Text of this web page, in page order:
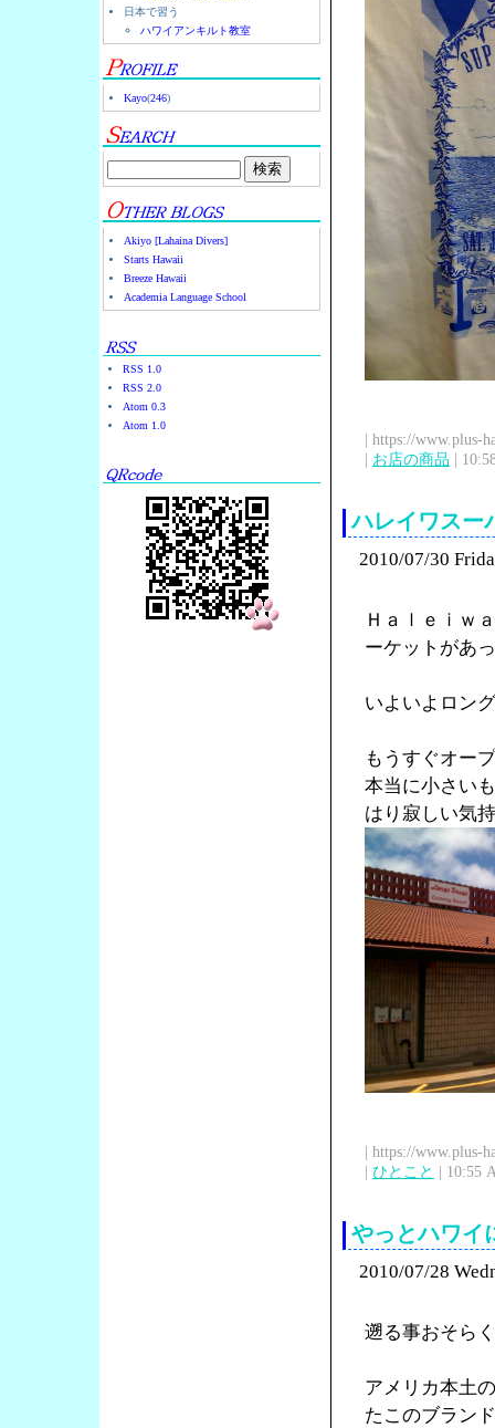
日本で習う
ハワイアンキルト教室
Kayo(246)
Akiyo [Lahaina Divers]
Starts Hawaii
Breeze Hawaii
Academia Language School
RSS 1.0
RSS 2.0
Atom 0.3
Atom 1.0
| https://www.plus-
| お店の商品 |
ハレイワスー
2010/07/30
Ｈａｌｅｉ
ーケットがあ
いよいよロン
もうすぐオー
本当に小さい
はり寂しい気
| https://www.plus-
| ひとこと | 10:55
やっとハワイ
2010/07/28
遡る事おそら
アメリカ本土
たこのブラン